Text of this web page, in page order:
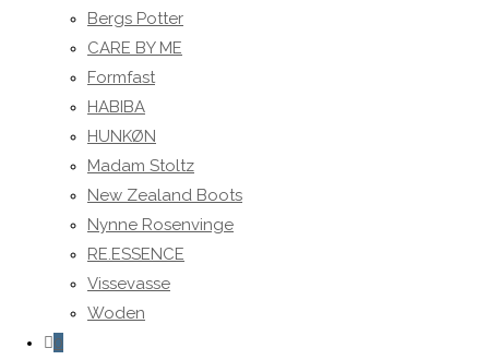
Bergs Potter
CARE BY ME
Formfast
HABIBA
HUNKØN
Madam Stoltz
New Zealand Boots
Nynne Rosenvinge
RE.ESSENCE
Vissevasse
Woden
0